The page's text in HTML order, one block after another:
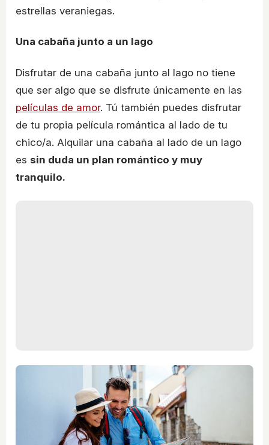
estrellas veraniegas.
Una cabaña junto a un lago
Disfrutar de una cabaña junto al lago no tiene
que ser algo que se disfrute únicamente en las
películas de amor. Tú también puedes disfrutar
de tu propia película romántica al lado de tu
chico/a. Alquilar una cabaña al lado de un lago
es sin duda un plan romántico y muy
tranquilo.